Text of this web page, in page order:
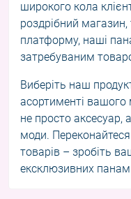
широкого кола
роздрібний магазин,
платформу, наші
затребуваним
Виберіть наш
асортименті
не просто аксесуар,
моди.
товарів – зробіть
ексклюзивних